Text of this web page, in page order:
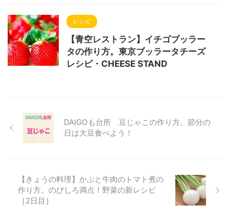
レシピ
【青空レストラン】イチゴブッラー
タの作り方。東京ブッラータチーズ
レシピ・CHEESE STAND
DAIGOも台所 豆じゃこの作り方。節分の
日は大豆食べよう！
【きょうの料理】かぶと牛肉のトマト煮の
作り方。のびしろ満点！野菜の新レシピ
［2日目］